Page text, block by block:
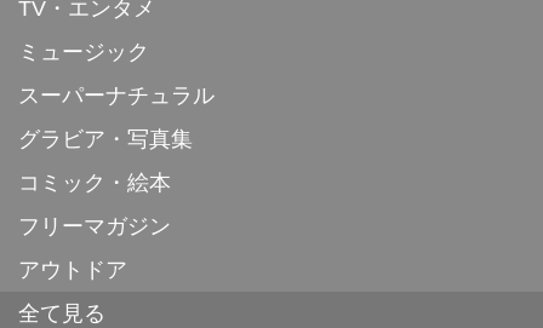
TV・エンタメ
ミュージック
スーパーナチュラル
グラビア・写真集
コミック・絵本
フリーマガジン
アウトドア
全て見る